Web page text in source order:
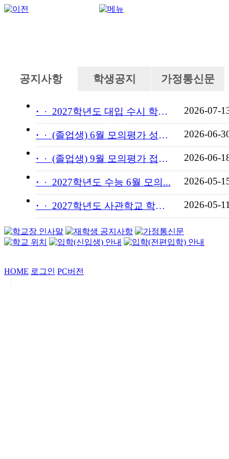
공지사항 학생공지 가정통신문
· 2027학년도 대입 수시 학교... 2026-07-
· (졸업생) 6월 모의평가 성적... 2026-06-
· (졸업생) 9월 모의평가 접수... 2026-06-
· 2027학년도 수능 6월 모의... 2026-05-
· 2027학년도 사관학교 학교장... 2026-05-
HOME 로그인 PC버전